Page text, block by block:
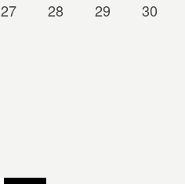
27 28 29
30